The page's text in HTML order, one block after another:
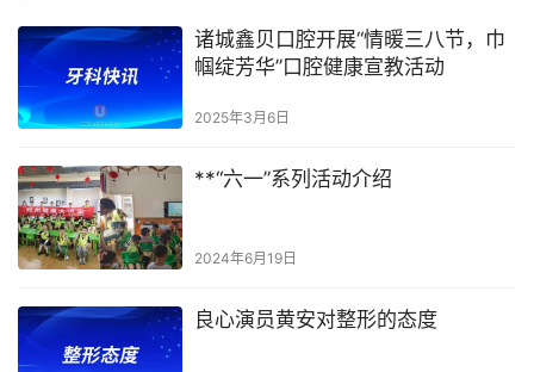
诸城鑫贝口腔开展“情暖三八节，巾
帼绽芳华”口腔健康宣教活动
2025年3月6日
**“六一”系列活动介绍
2024年6月19日
良心演员黄安对整形的态度